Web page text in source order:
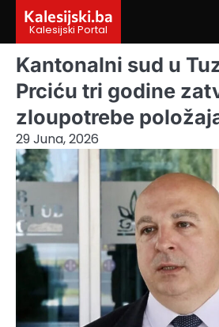
content
Kalesijski.ba
Kalesijski Portal
Kantonalni sud u
Prciću tri godine
zloupotrebe
29 Juna, 2026